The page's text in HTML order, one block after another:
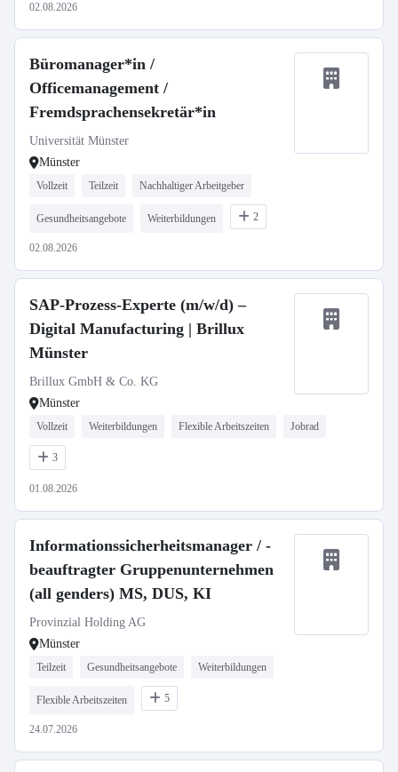
02.08.2026
Büromanager*in /
Officemanagement /
Fremdsprachensekretär*in
Universität Münster
Münster
Vollzeit Teilzeit Nachhaltiger Arbeitgeber
Gesundheitsangebote Weiterbildungen 2
02.08.2026
SAP-Prozess-Experte (m/w/d) –
Digital Manufacturing | Brillux
Münster
Brillux GmbH & Co. KG
Münster
Vollzeit Weiterbildungen Flexible Arbeitszeiten Jobrad
3
01.08.2026
Informationssicherheitsmanager / -
beauftragter Gruppenunternehmen
(all genders) MS, DUS, KI
Provinzial Holding AG
Münster
Teilzeit Gesundheitsangebote Weiterbildungen
Flexible Arbeitszeiten 5
24.07.2026